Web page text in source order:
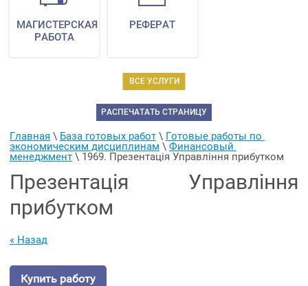
ВСЕ УСЛУГИ
МАГИСТЕРСКАЯ
РАБОТА
РЕФЕРАТ
РАСПЕЧАТАТЬ СТРАНИЦУ
Главная \ База готовых работ \ Готовые работы по
экономическим дисциплинам \ Финансовый
менеджмент \ 1969. Презентація Управління прибутком
Презентація Управління
прибутком
« Назад
Купить работу